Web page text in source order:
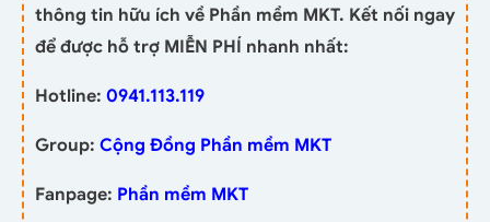
thông tin hữu ích về Phần mềm MKT. Kết nối ngay
để được hỗ trợ MIỄN PHÍ nhanh nhất:
Hotline: 0941.113.119
Group: Cộng Đồng Phần mềm MKT
Fanpage: Phần mềm MKT